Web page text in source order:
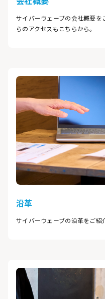
サイバーウェーブの会社概要
らのアクセスもこちらから。
沿革
サイバーウェーブの沿革をご紹